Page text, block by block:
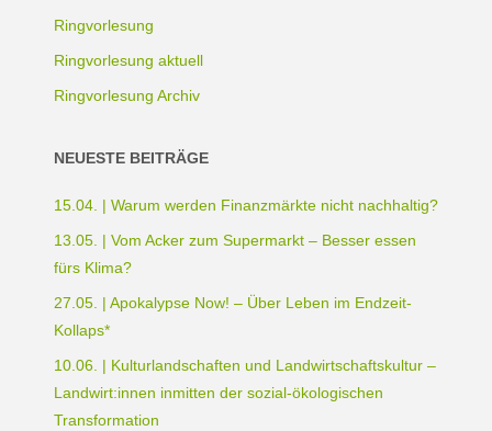
Ringvorlesung
Ringvorlesung aktuell
Ringvorlesung Archiv
NEUESTE BEITRÄGE
15.04. | Warum werden Finanzmärkte nicht nachhaltig?
13.05. | Vom Acker zum Supermarkt – Besser essen
fürs Klima?
27.05. | Apokalypse Now! – Über Leben im Endzeit-
Kollaps*
10.06. | Kulturlandschaften und Landwirtschaftskultur –
Landwirt:innen inmitten der sozial-ökologischen
Transformation